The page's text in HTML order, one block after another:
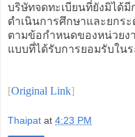
บริษัทจดทะเบียนที่ยังมิไ
ดำเนินการศึกษาและยกร
ตามข้อกำหนดของหน่วย
แบบที่ได้รับการยอมรับใน
[Original Link]
Thaipat at 4:23 PM